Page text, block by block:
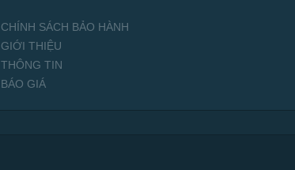
CHÍNH SÁCH BẢO HÀNH
GIỚI THIỆU
THÔNG TIN
BÁO GIÁ